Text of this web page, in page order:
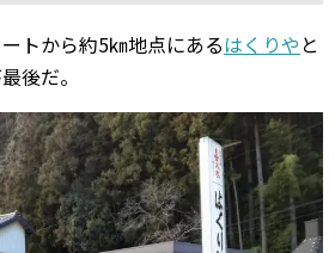
トから約5㎞地点にあるはくりやと
後だ。